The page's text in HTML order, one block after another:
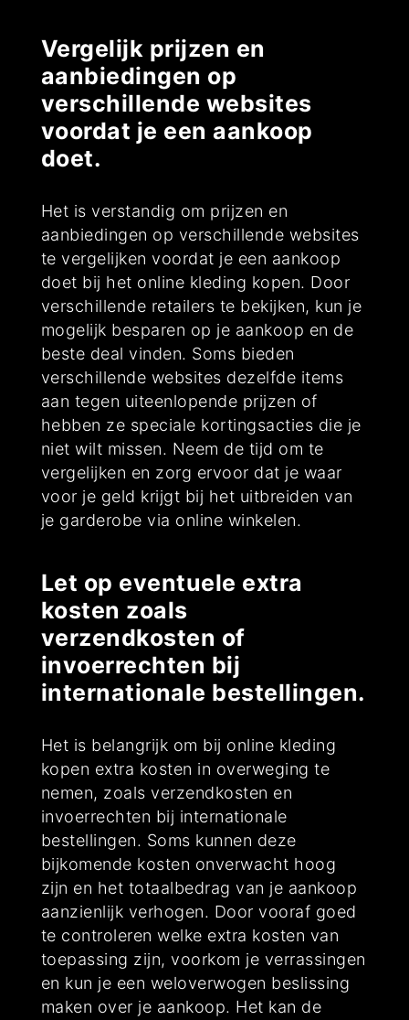
Vergelijk prijzen en
aanbiedingen op
verschillende websites
voordat je een aankoop
doet.
Het is verstandig om prijzen en
aanbiedingen op verschillende websites
te vergelijken voordat je een aankoop
doet bij het online kleding kopen. Door
verschillende retailers te bekijken, kun je
mogelijk besparen op je aankoop en de
beste deal vinden. Soms bieden
verschillende websites dezelfde items
aan tegen uiteenlopende prijzen of
hebben ze speciale kortingsacties die je
niet wilt missen. Neem de tijd om te
vergelijken en zorg ervoor dat je waar
voor je geld krijgt bij het uitbreiden van
je garderobe via online winkelen.
Let op eventuele extra
kosten zoals
verzendkosten of
invoerrechten bij
internationale bestellingen.
Het is belangrijk om bij online kleding
kopen extra kosten in overweging te
nemen, zoals verzendkosten en
invoerrechten bij internationale
bestellingen. Soms kunnen deze
bijkomende kosten onverwacht hoog
zijn en het totaalbedrag van je aankoop
aanzienlijk verhogen. Door vooraf goed
te controleren welke extra kosten van
toepassing zijn, voorkom je verrassingen
en kun je een weloverwogen beslissing
maken over je aankoop. Het kan de